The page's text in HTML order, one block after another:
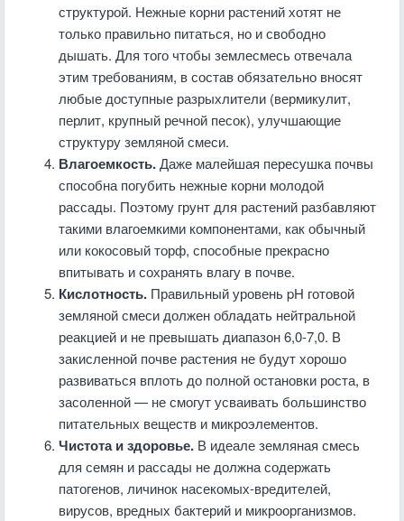
структурой. Нежные корни растений хотят не
только правильно питаться, но и свободно
дышать. Для того чтобы землесмесь отвечала
этим требованиям, в состав обязательно вносят
любые доступные разрыхлители (вермикулит,
перлит, крупный речной песок), улучшающие
структуру земляной смеси.
Влагоемкость.Даже малейшая пересушка почвы
способна погубить нежные корни молодой
рассады. Поэтому грунт для растений разбавляют
такими влагоемкими компонентами, как обычный
или кокосовый торф, способные прекрасно
впитывать и сохранять влагу в почве.
Кислотность. Правильный уровень pH готовой
земляной смеси должен обладать нейтральной
реакцией и не превышать диапазон 6,0-7,0. В
закисленной почве растения не будут хорошо
развиваться вплоть до полной остановки роста, в
засоленной — не смогут усваивать большинство
питательных веществ и микроэлементов.
Чистота и здоровье. В идеале земляная смесь
для семян и рассады не должна содержать
патогенов, личинок насекомых-вредителей,
вирусов, вредных бактерий и микроорганизмов.